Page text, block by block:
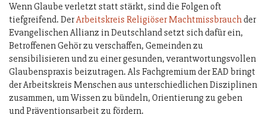
Wenn Glaube verletzt statt stärkt, sind die Folgen oft
tiefgreifend. DerArbeitskreis Religiöser Machtmissbrauchder
Evangelischen Allianz in Deutschland setzt sich dafür ein,
Betroffenen Gehör zu verschaffen, Gemeinden zu
sensibilisieren und zu einer gesunden, verantwortungsvollen
Glaubenspraxis beizutragen. Als Fachgremium der EAD bringt
der Arbeitskreis Menschen aus unterschiedlichen Disziplinen
zusammen, um Wissen zu bündeln, Orientierung zu geben
und Präventionsarbeit zu fördern.